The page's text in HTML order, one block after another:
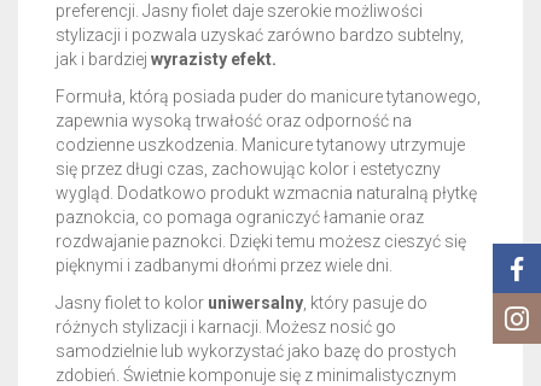
preferencji. Jasny fiolet daje szerokie możliwości
stylizacji i pozwala uzyskać zarówno bardzo subtelny,
jak i bardziej wyrazisty efekt.
Formuła, którą posiada puder do manicure tytanowego,
zapewnia wysoką trwałość oraz odporność na
codzienne uszkodzenia. Manicure tytanowy utrzymuje
się przez długi czas, zachowując kolor i estetyczny
wygląd. Dodatkowo produkt wzmacnia naturalną płytkę
paznokcia, co pomaga ograniczyć łamanie oraz
rozdwajanie paznokci. Dzięki temu możesz cieszyć się
pięknymi i zadbanymi dłońmi przez wiele dni.
Jasny fiolet to kolor uniwersalny , który pasuje do
różnych stylizacji i karnacji. Możesz nosić go
samodzielnie lub wykorzystać jako bazę do prostych
zdobień. Świetnie komponuje się z minimalistycznym